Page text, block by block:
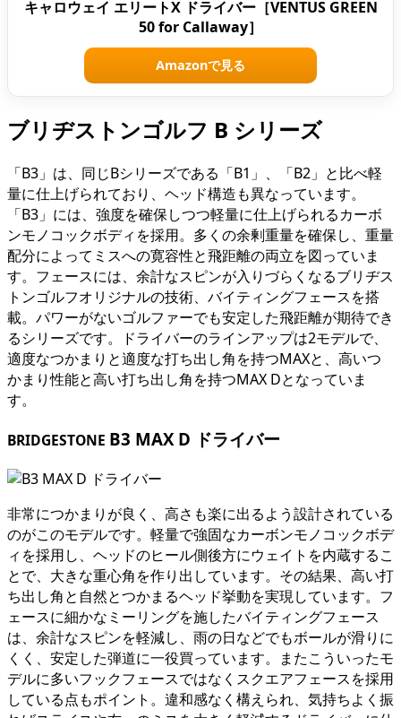
キャロウェイ エリートX ドライバー［VENTUS GREEN
50 for Callaway］
Amazonで見る
ブリヂストンゴルフ B シリーズ
「B3」は、同じBシリーズである「B1」、「B2」と比べ軽
量に仕上げられており、ヘッド構造も異なっています。
「B3」には、強度を確保しつつ軽量に仕上げられるカーボ
ンモノコックボディを採用。多くの余剰重量を確保し、重量
配分によってミスへの寛容性と飛距離の両立を図っていま
す。フェースには、余計なスピンが入りづらくなるブリヂス
トンゴルフオリジナルの技術、バイティングフェースを搭
載。パワーがないゴルファーでも安定した飛距離が期待でき
るシリーズです。ドライバーのラインアップは2モデルで、
適度なつかまりと適度な打ち出し角を持つMAXと、高いつ
かまり性能と高い打ち出し角を持つMAX Dとなっていま
す。
BRIDGESTONE B3 MAX D ドライバー
非常につかまりが良く、高さも楽に出るよう設計されている
のがこのモデルです。軽量で強固なカーボンモノコックボデ
ィを採用し、ヘッドのヒール側後方にウェイトを内蔵するこ
とで、大きな重心角を作り出しています。その結果、高い打
ち出し角と自然とつかまるヘッド挙動を実現しています。フ
ェースに細かなミーリングを施したバイティングフェース
は、余計なスピンを軽減し、雨の日などでもボールが滑りに
くく、安定した弾道に一役買っています。またこういったモ
デルに多いフックフェースではなくスクエアフェースを採用
している点もポイント。違和感なく構えられ、気持ちよく振